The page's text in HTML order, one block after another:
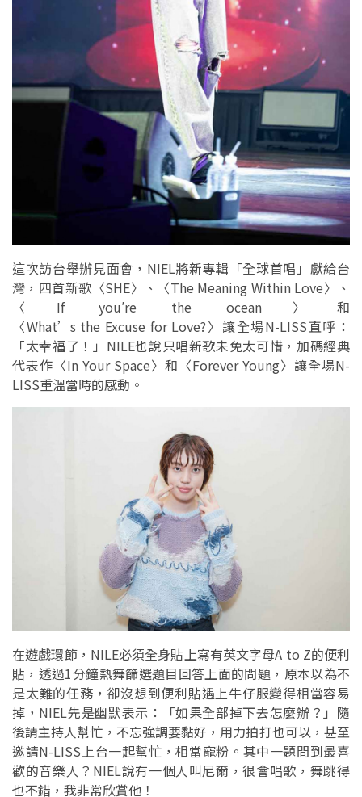
這次訪台舉辦見面會，NIEL將新專輯「全球首唱」獻給台
灣，四首新歌〈SHE〉、〈The Meaning Within Love〉、
〈If you′re the ocean〉和
〈What’s the Excuse for Love?〉讓全場N-LISS直呼：
「太幸福了！」NILE也說只唱新歌未免太可惜，加碼經典
代表作〈In Your Space〉和〈Forever Young〉讓全場N-
LISS重溫當時的感動。
在遊戲環節，NILE必須全身貼上寫有英文字母A to Z的便利
貼，透過1分鐘熱舞篩選題目回答上面的問題，原本以為不
是太難的任務，卻沒想到便利貼遇上牛仔服變得相當容易
掉，NIEL先是幽默表示：「如果全部掉下去怎麼辦？」隨
後請主持人幫忙，不忘強調要黏好，用力拍打也可以，甚至
邀請N-LISS上台一起幫忙，相當寵粉。其中一題問到最喜
歡的音樂人？NIEL說有一個人叫尼爾，很會唱歌，舞跳得
也不錯，我非常欣賞他！